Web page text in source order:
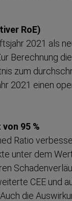
RoE)
2021 als
Berechnung
zum
2021 einen
95 %
Ratio
unter dem
CEE und
die